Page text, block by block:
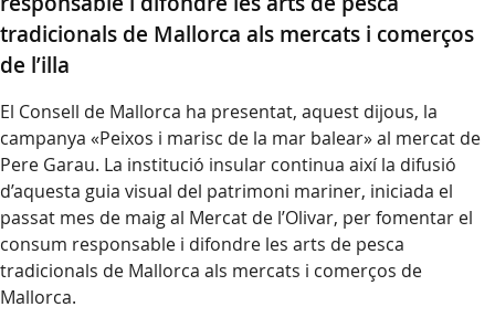
tradicionals de Mallorca als mercats i comerços
de l’illa
El Consell de Mallorca ha presentat, aquest dijous, la
campanya «Peixos i marisc de la mar balear» al mercat de
Pere Garau. La institució insular continua així la difusió
d’aquesta guia visual del patrimoni mariner, iniciada el
passat mes de maig al Mercat de l’Olivar, per fomentar el
consum responsable i difondre les arts de pesca
tradicionals de Mallorca als mercats i comerços de
Mallorca.